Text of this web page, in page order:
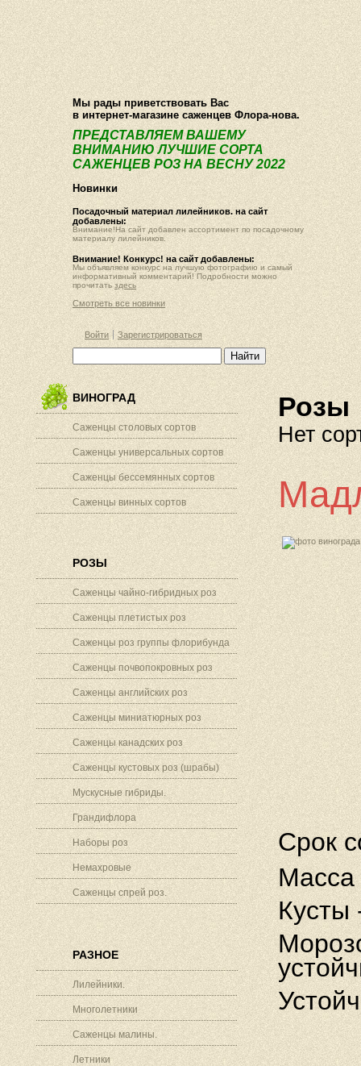
О компании Как купить Фотогалерея Статьи Опт
Мы рады приветствовать Вас
в интернет-магазине саженцев Флора-нова.
ПРЕДСТАВЛЯЕМ ВАШЕМУ
ВНИМАНИЮ ЛУЧШИЕ СОРТА
САЖЕНЦЕВ РОЗ НА ВЕСНУ 2022
Новинки
Посадочный материал лилейников. на сайт
добавлены:
Внимание!На сайт добавлен ассортимент по посадочному
материалу лилейников.
Внимание! Конкурс! на сайт добавлены:
Мы объявляем конкурс на лучшую фотографию и самый
информативный комментарий! Подробности можно
прочитать здесь
Смотреть все новинки
Войти Зарегистрироваться
ВИНОГРАД
Саженцы столовых сортов
Саженцы универсальных сортов
Саженцы бессемянных сортов
Саженцы винных сортов
РОЗЫ
Саженцы чайно-гибридных роз
Саженцы плетистых роз
Саженцы роз группы флорибунда
Саженцы почвопокровных роз
Саженцы английских роз
Саженцы миниатюрных роз
Саженцы канадских роз
Саженцы кустовых роз (шрабы)
Мускусные гибриды.
Грандифлора
Наборы роз
Немахровые
Саженцы спрей роз.
РАЗНОЕ
Лилейники.
Многолетники
Саженцы малины.
Летники
Розы
Нет
Срок
Масса
Кусты